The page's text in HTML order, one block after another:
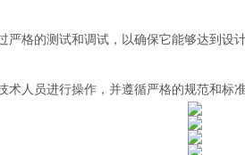
严格的测试和调试，以确保它能够达到设
术人员进行操作，并遵循严格的规范和标